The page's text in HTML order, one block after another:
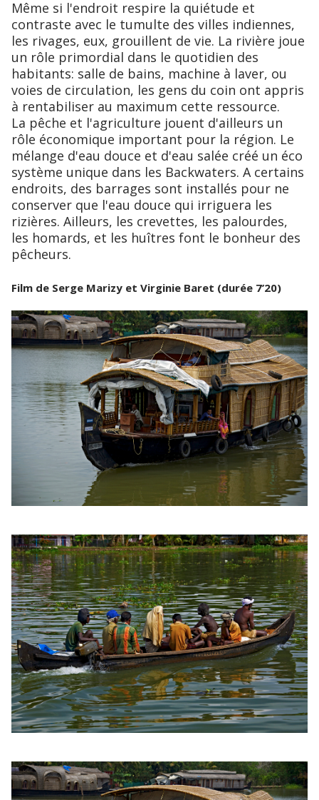
Même si l'endroit respire la quiétude et
contraste avec le tumulte des villes indiennes,
les rivages, eux, grouillent de vie. La rivière joue
un rôle primordial dans le quotidien des
habitants: salle de bains, machine à laver, ou
voies de circulation, les gens du coin ont appris
à rentabiliser au maximum cette ressource.
La pêche et l'agriculture jouent d'ailleurs un
rôle économique important pour la région. Le
mélange d'eau douce et d'eau salée créé un éco
système unique dans les Backwaters. A certains
endroits, des barrages sont installés pour ne
conserver que l'eau douce qui irriguera les
rizières. Ailleurs, les crevettes, les palourdes,
les homards, et les huîtres font le bonheur des
pêcheurs.
Film de Serge Marizy et Virginie Baret (durée 7’20)